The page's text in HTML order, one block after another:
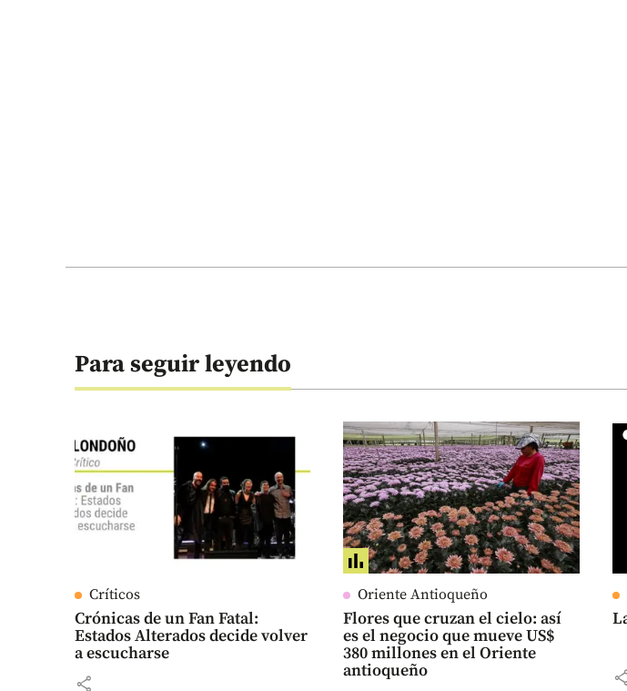
Para seguir leyendo
Críticos
Crónicas de un Fan Fatal:
Estados Alterados decide volver
a escucharse
share
Oriente Antioqueño
Flores que cruzan el cielo: así
es el negocio que mueve US$
380 millones en el Oriente
antioqueño